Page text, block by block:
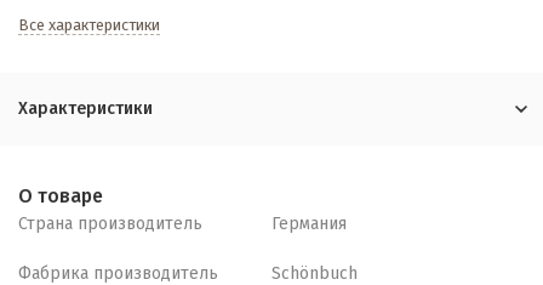
Все характеристики
Характеристики
О товаре
Страна производитель Германия
Фабрика производитель Schönbuch